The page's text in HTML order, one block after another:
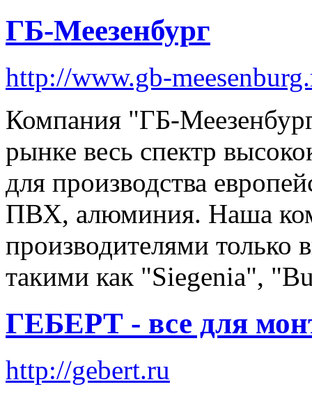
ГБ-Меезенбург
http://www.gb-
Компания "ГБ-
рынке весь спектр
для производства
ПВХ, алюминия. Наша
производителями только
такими как "Siegenia",
ГЕБЕРТ - все для
http://gebert.ru